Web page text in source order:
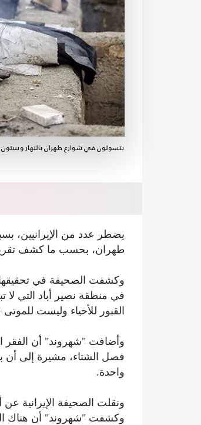
يتسولون في شوارع طهران بالنهار ويبيتون
يضطر عدد من الإيرانيين،
طهران، بحسب ما كشف تقرير
وكشفت الصحيفة في
في منطقة نصير أباد التي
القبور للأحياء وليست
وأضافت "شهروند" أن الفقر
فصل الشتاء، مشيرة إلى أن
واحدة.
ونقلت الصحيفة الإيرانية
وكشفت "شهروند" أن هناك